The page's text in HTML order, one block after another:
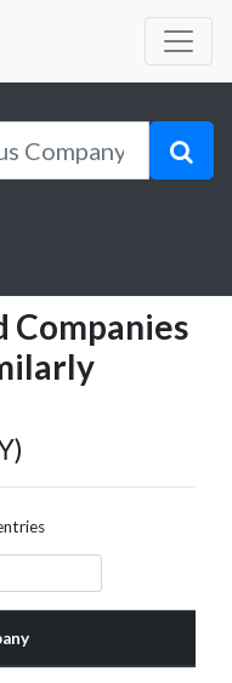
Companies